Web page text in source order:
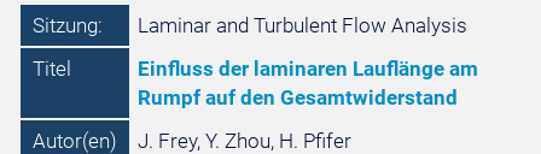
Sitzung:
Laminar and Turbulent Flow Analysis
Titel
Einfluss der laminaren Lauflänge am
Rumpf auf den Gesamtwiderstand
Autor(en)
J. Frey, Y. Zhou, H. Pfifer